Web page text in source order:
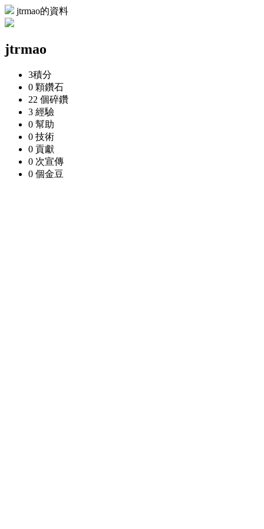
jtrmao的資料
jtrmao
3積分
0 顆鑽石
22 個碎鑽
3 經驗
0 幫助
0 技術
0 貢獻
0 次宣傳
0 個金豆